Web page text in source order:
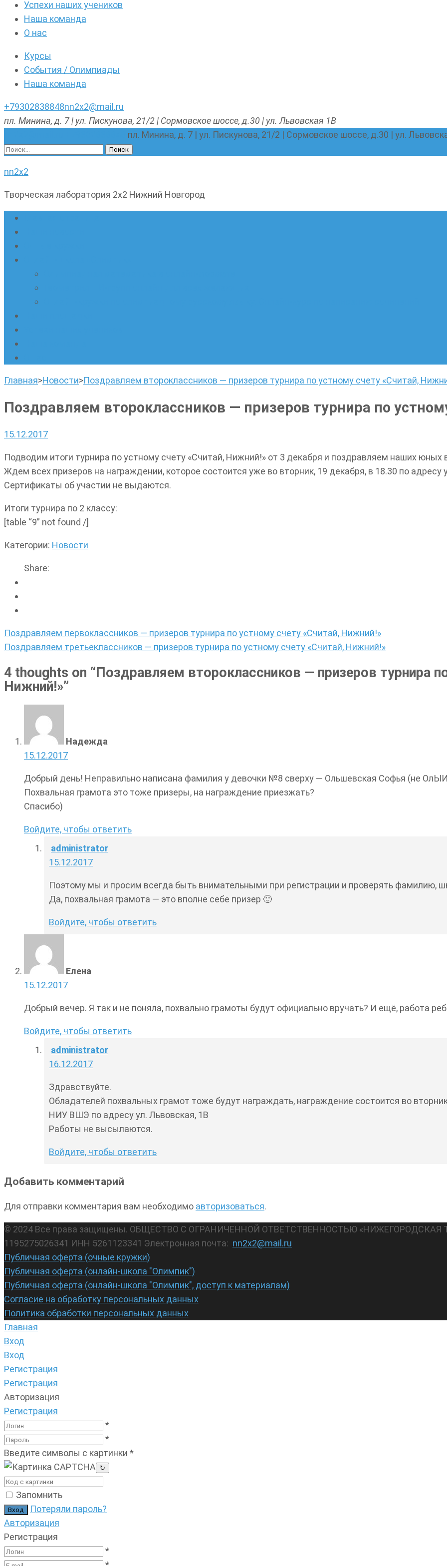
Успехи наших учеников
Наша команда
О нас
Курсы
События / Олимпиады
Наша команда
+79302838848nn2x2@mail.ru
пл. Минина, д. 7 | ул. Пискунова, 21/2 | Сормовское шоссе, д.30 | ул. Львовская 1В
пл. Минина, д. 7 | ул. Пискунова, 21/2 | Сормовское шоссе, д.30 | ул.
Найти:
nn2x2
Творческая лаборатория 2х2 Нижний Новгород
Главная>Новости>Поздравляем второклассников — призеров турнира по устному счету «Считай,
Поздравляем второклассников — призеров турнира по
15.12.2017
Подводим итоги турнира по устному счету «Считай, Нижний!» от 3 декабря и поздравляем наших
Ждем всех призеров на награждении, которое состоится уже во вторник, 19 декабря, в 18.30 по адресу
Сертификаты об участии не выдаются.
Итоги турнира по 2 классу:
[table “9” not found /]
Категории: Новости
Share:
Навигация
по
Поздравляем первоклассников — призеров турнира по устному счету «Считай, Нижний!»
Поздравляем третьеклассников — призеров турнира по устному счету «Считай, Нижний!»
4 thoughts on “Поздравляем второклассников — призеров турнира
Нижний!»”
Надежда
15.12.2017
Добрый день! Неправильно написана фамилия у девочки №8 сверху — Ольшевская Софья (не
Похвальная грамота это тоже призеры, на награждение приезжать?
Спасибо)
Войдите, чтобы ответить
administrator
15.12.2017
Поэтому мы и просим всегда быть внимательными при регистрации и проверять фамилию,
Да, похвальная грамота — это вполне себе призер 🙂
Войдите, чтобы ответить
Елена
15.12.2017
Добрый вечер. Я так и не поняла, похвально грамоты будут официально вручать? И ещё, работа
Войдите, чтобы ответить
administrator
16.12.2017
Здравствуйте.
Обладателей похвальных грамот тоже будут награждать, награждение состоится во
НИУ ВШЭ по адресу ул. Львовская, 1В
Работы не высылаются.
Войдите, чтобы ответить
Добавить комментарий
Для отправки комментария вам необходимо авторизоваться.
© 2024 Все права защищены. ОБЩЕСТВО С ОГРАНИЧЕННОЙ ОТВЕТСТВЕННОСТЬЮ «НИЖЕГОРОДСКАЯ
1195275026341 ИНН 5261123341 Электронная почта: nn2x2@mail.ru
Публичная оферта (очные кружки)
Публичная оферта (онлайн-школа "Олимпик")
Публичная оферта (онлайн-школа "Олимпик", доступ к материалам)
Согласие на обработку персональных данных
Политика обработки персональных данных
Главная
Вход
Вход
Регистрация
Регистрация
Авторизация
Регистрация
*
*
Введите символы с картинки *
↻
Запомнить
Потеряли пароль?
Авторизация
Регистрация
*